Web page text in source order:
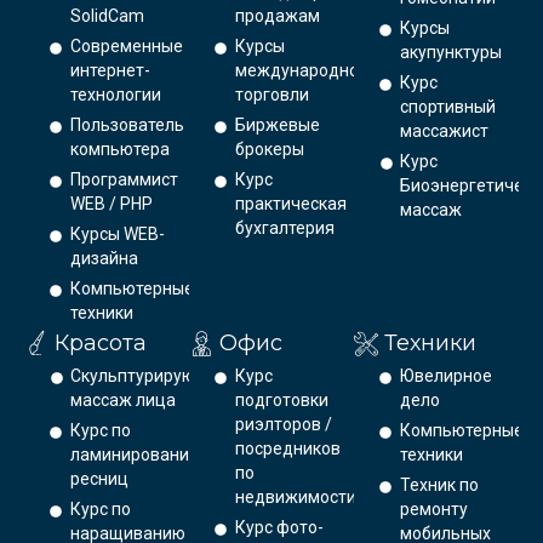
SolidCam
Современные
интернет-
технологии
Пользователь
компьютера
Программист
WEB / PHP
Курсы WEB-
дизайна
Компьютерные
техники
продажам
Курсы
международной
торговли
Биржевые
брокеры
Курс
практическая
бухгалтерия
Курсы
акупунктуры
Курс
спортивный
массажист
Курс
массаж
Красота
Скульптурирующий
массаж лица
Курс по
ламинированию
ресниц
Курс по
наращиванию
Офис
Курс
подготовки
риэлторов /
посредников
по
недвижимости
Курс фото-
Техники
Ювелирное
дело
Компьютерные
техники
Техник по
ремонту
мобильных